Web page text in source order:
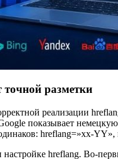
точной разметки
реализации
показывает
hreflang=»xx-
настройке hreflang. Во-